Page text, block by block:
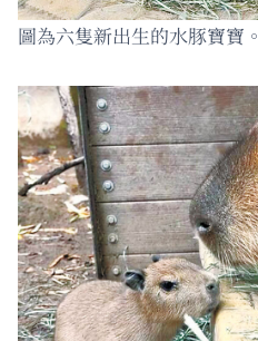
圖為六隻新出生的水豚寶寶。